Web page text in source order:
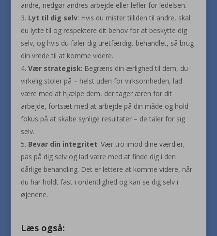
andre, nedgør andres arbejde eller lefler for ledelsen.
Lyt til dig selv: Hvis du mister tilliden til andre, skal
du lytte til og respektere dit behov for at beskytte dig
selv, og hvis du føler dig uretfærdigt behandlet, så brug
din vrede til at komme videre.
Vær strategisk: Begræns din ærlighed til dem, du
virkelig stoler på – helst uden for virksomheden, lad
være med at hjælpe dem, der tager æren for dit
arbejde, fortsæt med at arbejde på din måde og hold
fokus på at skabe synlige resultater – de taler for sig
selv.
Bevar din integritet: Vær tro imod dine værdier,
pas på dig selv og lad være med at finde dig i den
dårlige behandling. Det er lettere at komme videre, når
du har holdt fast i ordentlighed og kan se dig selv i
øjenene.
Læs også: